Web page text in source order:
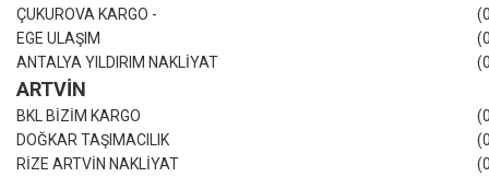
ÇUKUROVA KARGO -
EGE ULAŞIM
ANTALYA YILDIRIM NAKLİYAT
ARTVİN
BKL BİZİM KARGO
DOĞKAR TAŞIMACILIK
RİZE ARTVİN NAKLİYAT